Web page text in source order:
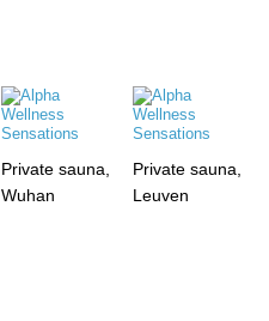
Private sauna,
Wuhan
Private sauna,
Leuven